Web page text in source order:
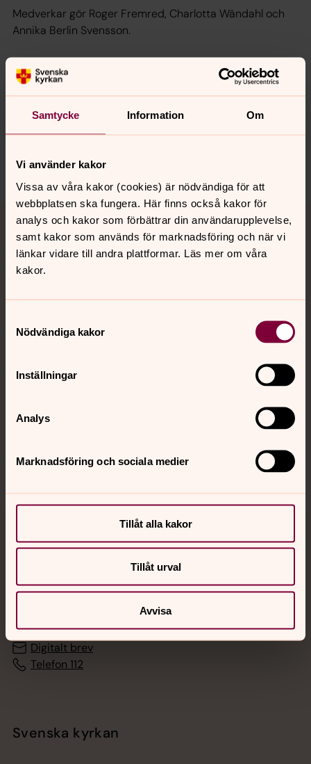
Samtycke Information Om
Vi använder kakor
Vissa av våra kakor (cookies) är nödvändiga för att
webbplatsen ska fungera. Här finns också kakor för
analys och kakor som förbättrar din användarupplevelse,
samt kakor som används för marknadsföring och när vi
länkar vidare till andra plattformar. Läs mer om våra
kakor.
Nödvändiga kakor
Inställningar
Analys
Marknadsföring och sociala medier
Tillåt alla kakor
Tillåt urval
Avvisa
Medverkar gör Roger Fremred, Charlotta Wändahl och
Annika Berlin Svensson.
Synpunkter eller frågor på sidans
innehåll?
norrkoping@svenskakyrkan.se
Dela
Tillbaka till toppen
Tillbaka till innehållet
Kontakt
Kalender
Hitta snabbt
Jourhavande präst
Akut samtals- och krisstöd. Prata eller chatta anonymt
med en präst på kvällar och nätter.
Chatt
Digitalt brev
Telefon 112
Svenska kyrkan